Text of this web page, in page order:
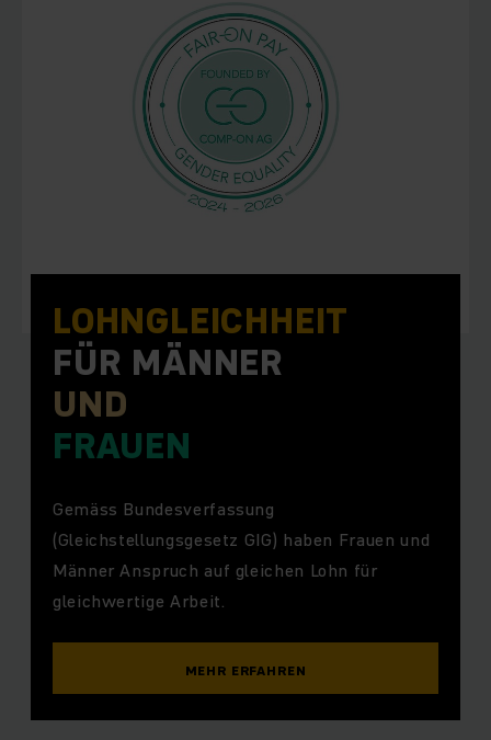
LOHN­GLEICHHEIT
FÜR MÄNNER
UND
FRAUEN
Gemäss Bundesverfassung
(Gleichstellungsgesetz GIG) haben Frauen und
Männer Anspruch auf gleichen Lohn für
gleichwertige Arbeit.
MEHR ERFAHREN